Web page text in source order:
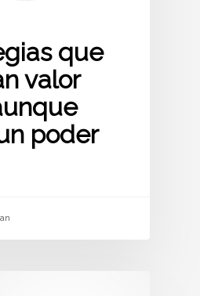
que
valor
poder